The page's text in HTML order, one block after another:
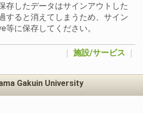
存したデータはサインアウトした
すると消えてしまうため、サイン
等に保存してください。
｜ 施設/サービス ｜
Gakuin University